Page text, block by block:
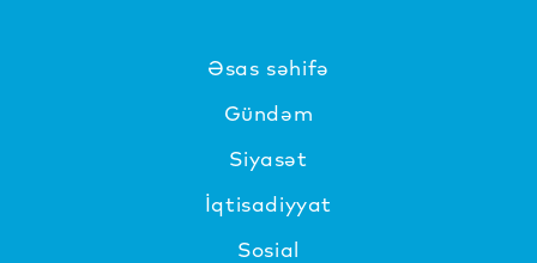
Əsas səhifə
Gündəm
Siyasət
İqtisadiyyat
Sosial